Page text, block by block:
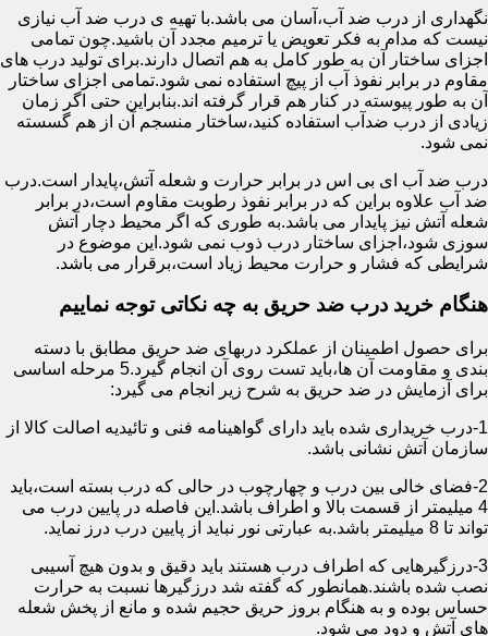
نگهداری از درب ضد آب،آسان می باشد.با تهیه ی درب ضد آب نیازی
نیست که مدام به فکر تعویض یا ترمیم مجدد آن باشید.چون تمامی
اجزای ساختار آن به طور کامل به هم اتصال دارند.برای تولید درب های
مقاوم در برابر نفوذ آب از پیچ استفاده نمی شود.تمامی اجزای ساختار
آن به طور پیوسته در کنار هم قرار گرفته اند.بنابراین حتی اگر زمان
زیادی از درب ضدآب استفاده کنید،ساختار منسجم آن از هم گسسته
نمی شود.
درب ضد آب ای بی اس در برابر حرارت و شعله آتش،پایدار است.درب
ضد آب علاوه براین که در برابر نفوذ رطوبت مقاوم است،در برابر
شعله آتش نیز پایدار می باشد.به طوری که اگر محیط دچار آتش
سوزی شود،اجزای ساختار درب ذوب نمی شود.این موضوع در
شرایطی که فشار و حرارت محیط زیاد است،برقرار می باشد.
هنگام خرید درب ضد حریق به چه نکاتی توجه نماییم
برای حصول اطمینان از عملکرد دربهای ضد حریق مطابق با دسته
بندی و مقاومت آن ها،باید تست روی آن انجام گیرد.5 مرحله اساسی
برای آزمایش در ضد حریق به شرح زیر انجام می گیرد:
1-درب خریداری شده باید دارای گواهینامه فنی و تائیدیه اصالت کالا از
سازمان آتش نشانی باشد.
2-فضای خالی بین درب و چهارچوب در حالی که درب بسته است،باید
4 میلیمتر از قسمت بالا و اطراف باشد.این فاصله در پایین درب می
تواند تا 8 میلیمتر باشد.به عبارتی نور نباید از پایین درب درز نماید.
3-درزگیرهایی که اطراف درب هستند باید دقیق و بدون هیچ آسیبی
نصب شده باشند.همانطور که گفته شد درزگیرها نسبت به حرارت
حساس بوده و به هنگام بروز حریق حجیم شده و مانع از پخش شعله
های آتش و دود می شود.